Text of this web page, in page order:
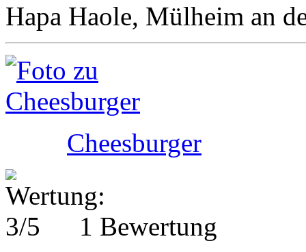
Hapa Haole, Mülheim an
Cheesburger
1 Bewertung